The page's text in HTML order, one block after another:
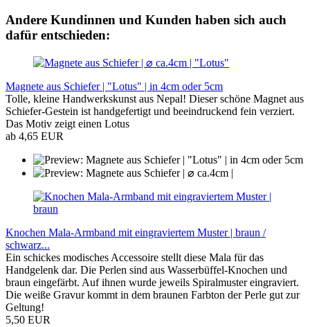
Andere Kundinnen und Kunden haben sich auch
dafür entschieden:
Magnete aus Schiefer | "Lotus" | in 4cm oder 5cm
Tolle, kleine Handwerkskunst aus Nepal! Dieser schöne Magnet aus
Schiefer-Gestein ist handgefertigt und beeindruckend fein verziert.
Das Motiv zeigt einen Lotus
ab 4,65 EUR
Knochen Mala-Armband mit eingraviertem Muster | braun /
schwarz...
Ein schickes modisches Accessoire stellt diese Mala für das
Handgelenk dar. Die Perlen sind aus Wasserbüffel-Knochen und
braun eingefärbt. Auf ihnen wurde jeweils Spiralmuster eingraviert.
Die weiße Gravur kommt in dem braunen Farbton der Perle gut zur
Geltung!
5,50 EUR